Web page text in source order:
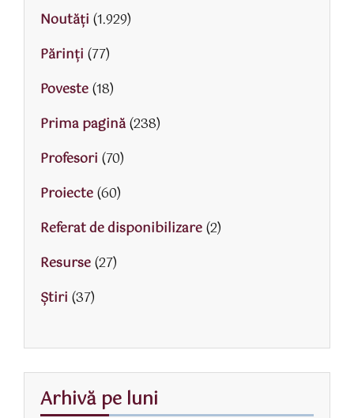
Noutăți (1.929)
Părinţi (77)
Poveste(18)
Prima pagină(238)
Profesori (70)
Proiecte(60)
Referat de disponibilizare(2)
Resurse(27)
Știri (37)
Arhivă pe luni